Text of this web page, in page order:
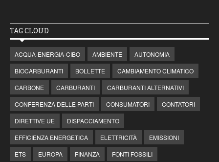
TAG CLOUD
ACQUA-ENERGIA-CIBO AMBIENTE
AUTONOMIA
BIOCARBURANTI
BOLLETTE
CAMBIAMENTO CLIMATICO
CARBONE
CARBURANTI
CARBURANTI ALTERNATIVI
CONFERENZA DELLE PARTI
CONSUMATORI
CONTATORI
DIRETTIVE UE
DISPACCIAMENTO
EFFICIENZA ENERGETICA
ELETTRICITÀ
EMISSIONI
ETS
EUROPA FINANZA FONTI FOSSILI